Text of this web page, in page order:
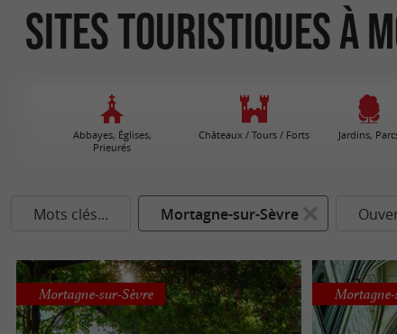
Sites Touristiques à
Abbayes, Églises,
Prieurés
Châteaux / Tours / Forts Jardins,
Mots clés... Mortagne-sur-Sèvre
Mortagne-sur-Sèvre